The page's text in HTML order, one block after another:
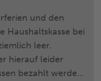
und den
Haushaltskasse bei
leer.
hierauf leider
bezahlt werden,